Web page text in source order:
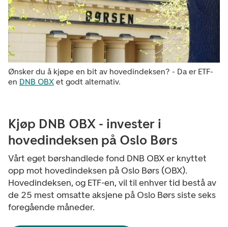
Ønsker du å kjøpe en bit av hovedindeksen? - Da er ETF-
en DNB OBX et godt alternativ.
Kjøp DNB OBX - invester i
hovedindeksen på Oslo Børs
Vårt eget børshandlede fond DNB OBX er knyttet
opp mot hovedindeksen på Oslo Børs (OBX).
Hovedindeksen, og ETF-en, vil til enhver tid bestå av
de 25 mest omsatte aksjene på Oslo Børs siste seks
foregående måneder.